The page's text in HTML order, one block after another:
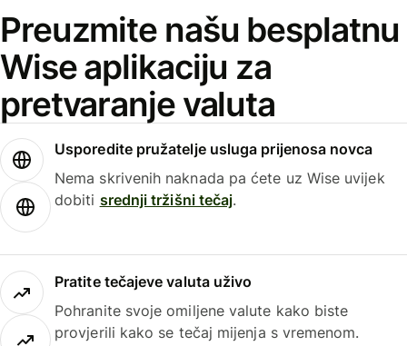
Preuzmite našu besplatnu
Wise aplikaciju za
pretvaranje valuta
Usporedite pružatelje usluga prijenosa novca
Nema skrivenih naknada pa ćete uz Wise uvijek
dobiti srednji tržišni tečaj.
Pratite tečajeve valuta uživo
Pohranite svoje omiljene valute kako biste
provjerili kako se tečaj mijenja s vremenom.